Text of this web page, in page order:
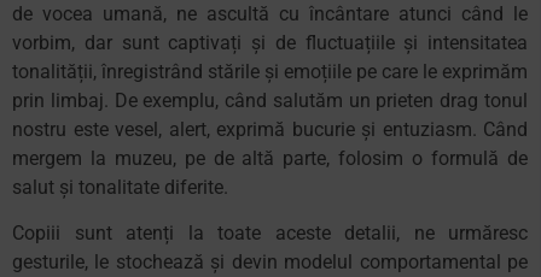
de vocea umană, ne ascultă cu încântare atunci când le
vorbim, dar sunt captivați și de fluctuațiile și intensitatea
tonalității, înregistrând stările și emoțiile pe care le exprimăm
prin limbaj. De exemplu, când salutăm un prieten drag tonul
nostru este vesel, alert, exprimă bucurie și entuziasm. Când
mergem la muzeu, pe de altă parte, folosim o formulă de
salut și tonalitate diferite.
Copiii sunt atenți la toate aceste detalii, ne urmăresc
gesturile, le stochează și devin modelul comportamental pe